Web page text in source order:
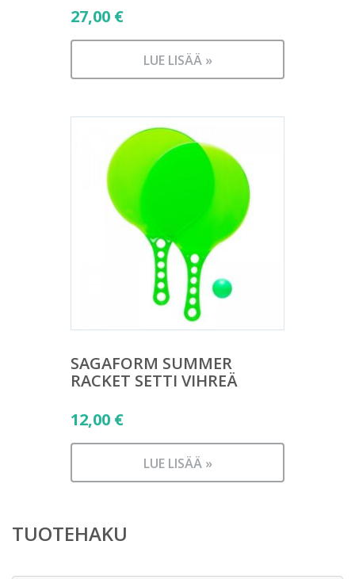
27,00 €
LUE LISÄÄ »
SAGAFORM SUMMER
RACKET SETTI VIHREÄ
12,00 €
LUE LISÄÄ »
TUOTEHAKU